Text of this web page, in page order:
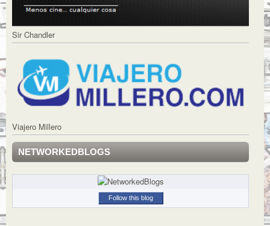
Sir Chandler
Viajero Millero
NETWORKEDBLOGS
Follow this blog